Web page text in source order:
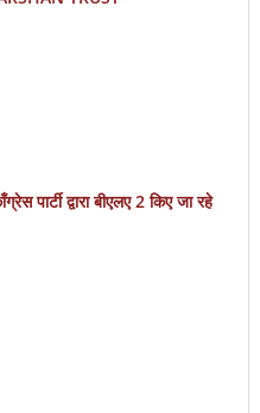
पार्टी द्वारा बीएलए 2 किए जा रहे